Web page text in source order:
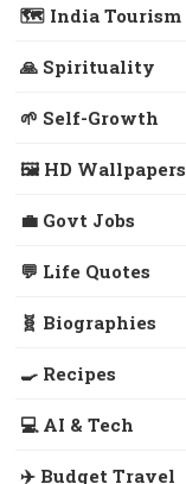
🗺️ India Tourism
🙏 Spirituality
🌱 Self-Growth
🖼️ HD Wallpapers
💼 Govt Jobs
💬 Life Quotes
🧬 Biographies
🍳 Recipes
💻 AI & Tech
✈️ Budget Travel